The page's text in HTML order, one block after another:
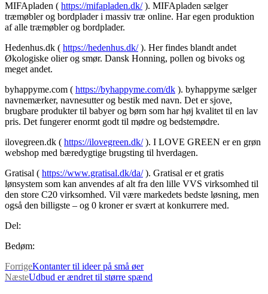
MIFApladen ( https://mifapladen.dk/). MIFApladen sælger
træmøbler og bordplader i massiv træ online. Har egen produktion
af alle træmøbler og bordplader.
Hedenhus.dk ( https://hedenhus.dk/). Her findes blandt andet
Økologiske olier og smør. Dansk Honning, pollen og bivoks og
meget andet.
byhappyme.com ( https://byhappyme.com/dk ). byhappyme sælger
navnemærker, navnesutter og bestik med navn. Det er sjove,
brugbare produkter til babyer og børn som har høj kvalitet til en lav
pris. Det fungerer enormt godt til mødre og bedstemødre.
ilovegreen.dk ( https://ilovegreen.dk/). I LOVE GREEN er en grøn
webshop med bæredygtige brugsting til hverdagen.
Gratisal ( https://www.gratisal.dk/da/). Gratisal er et gratis
lønsystem som kan anvendes af alt fra den lille VVS virksomhed til
den store C20 virksomhed. Vil være markedets bedste løsning, men
også den billigste – og 0 kroner er svært at konkurrere med.
Del:
Bedøm:
ForrigeKontanter til ideer på små øer
NæsteUdbud er ændret til større spænd